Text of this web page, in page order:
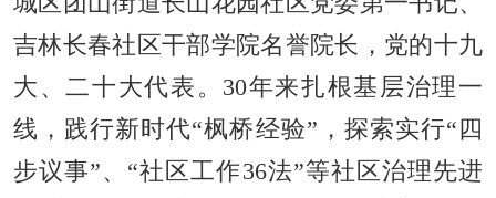
吉林长春社区干部学院名誉院长，党的十九
大、二十大代表。30年来扎根基层治理一
线，践行新时代“枫桥经验”，探索实行“四
步议事”、“社区工作36法”等社区治理先进